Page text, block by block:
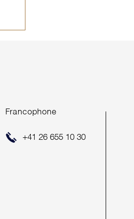
Francophone
+41 26 655 10 30